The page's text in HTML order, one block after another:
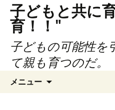
子どもと共に
育！！"
子どもの可能性を
て親も育つのだ。
メニュー